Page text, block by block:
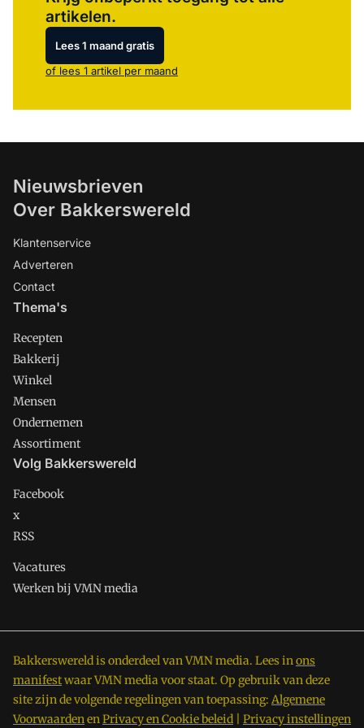
artikelen.
Lees 1 maand gratis
of lees 1 artikel per maand
Nieuwsbrieven
Over Bakkerswereld
Klantenservice
Adverteren
Contact
Thema's
Recepten
Bakkerij
Winkel
Mensen
Ondernemen
Assortiment
Volg Bakkerswereld
Facebook
x
RSS
Vacatures
Werken bij VMN media
Bakkerswereld is onderdeel van VMN media. Lees inons
manifestwaar VMN media voor staat. Op gebruik van deze
site zijn de volgende regelingen van toepassing: Algemene
VoorwaardenenPrivacy en Cookie beleid Privacy instellingen